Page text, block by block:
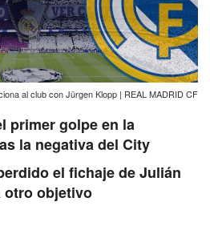
al club con Jürgen Klopp | REAL MADRID CF
primer golpe en la
la negativa del City
el fichaje de Julián
otro objetivo